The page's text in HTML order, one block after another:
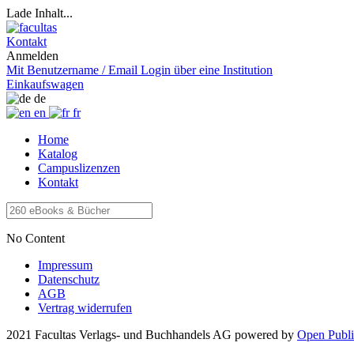
Lade Inhalt...
Kontakt
Anmelden
Mit Benutzername / Email Login über eine Institution
Einkaufswagen
de
en
fr
Home
Katalog
Campuslizenzen
Kontakt
No Content
Impressum
Datenschutz
AGB
Vertrag widerrufen
2021 Facultas Verlags- und Buchhandels AG powered by Open